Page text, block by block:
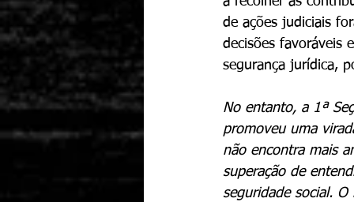
de ações judiciais
decisões favoráveis
segurança jurídica,
No entanto, a 1ª
promoveu uma
não encontra mais
superação de
seguridade social.